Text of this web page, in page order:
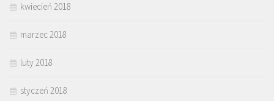
kwiecień 2018
marzec 2018
luty 2018
styczeń 2018